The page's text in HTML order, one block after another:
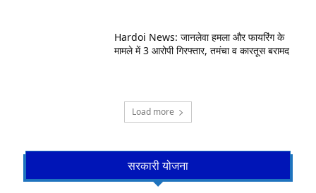
Hardoi News: जानलेवा हमला और फायरिंग के
मामले में 3 आरोपी गिरफ्तार, तमंचा व कारतूस बरामद
Load more
सरकारी योजना